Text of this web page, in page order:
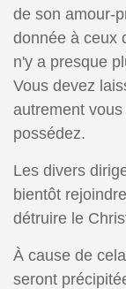
de son amour-
donnée à ceux
n'y a presque
Vous devez
autrement
possédez.
Les divers
bientôt
détruire le
À cause de
seront